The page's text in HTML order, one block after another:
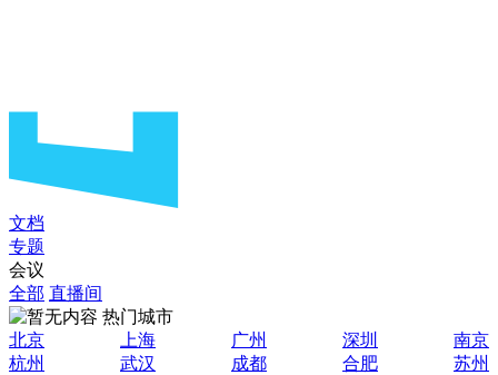
文档
专题
会议
全部 直播间
热门城市
北京
上海 广州 深圳
南京
杭州
武汉 成都 合肥
苏州